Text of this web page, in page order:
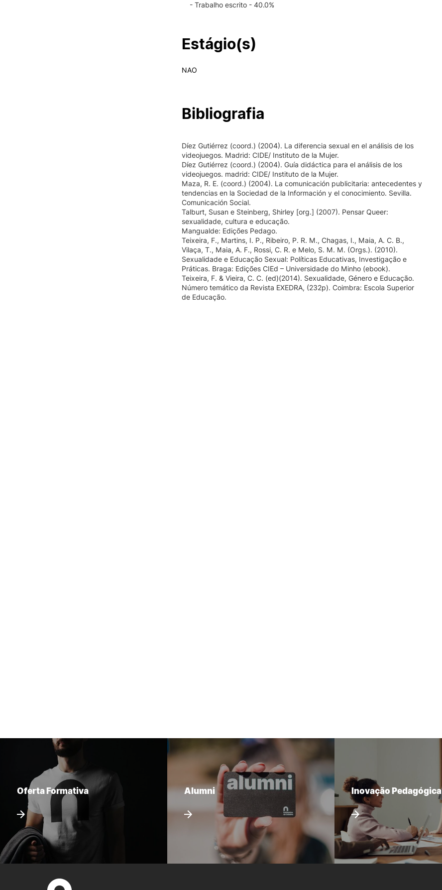
- Trabalho escrito - 40.0%
Estágio(s)
NAO
Bibliografia
Díez Gutiérrez (coord.) (2004). La diferencia sexual en el análisis de los
videojuegos. Madrid: CIDE/ Instituto de la Mujer.
Díez Gutiérrez (coord.) (2004). Guía didáctica para el análisis de los
videojuegos. madrid: CIDE/ Instituto de la Mujer.
Maza, R. E. (coord.) (2004). La comunicación publicitaria: antecedentes y
tendencias en la Sociedad de la Información y el conocimiento. Sevilla.
Comunicación Social.
Talburt, Susan e Steinberg, Shirley [org.] (2007). Pensar Queer:
sexualidade, cultura e educação.
Mangualde: Edições Pedago.
Teixeira, F., Martins, I. P., Ribeiro, P. R. M., Chagas, I., Maia, A. C. B.,
Vilaça, T., Maia, A. F., Rossi, C. R. e Melo, S. M. M. (Orgs.). (2010).
Sexualidade e Educação Sexual: Políticas Educativas, Investigação e
Práticas. Braga: Edições CIEd – Universidade do Minho (ebook).
Teixeira, F. & Vieira, C. C. (ed)(2014). Sexualidade, Género e Educação.
Número temático da Revista EXEDRA, (232p). Coimbra: Escola Superior
de Educação.
Oferta Formativa Alumni Inovação Pedagógica